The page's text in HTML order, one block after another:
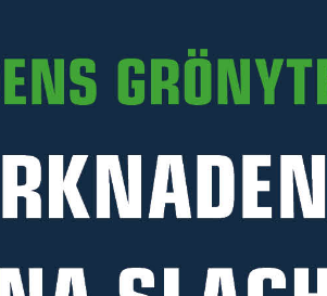
Läs mer
PRODUKTINFORMATION